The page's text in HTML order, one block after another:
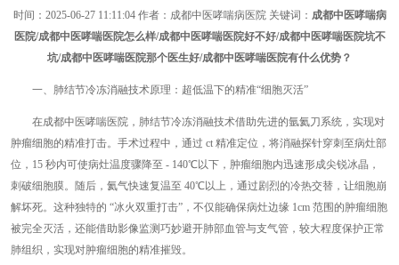
时间： 2025-06-27 11:11:04作者：成都中医哮喘病医院 关键词： 成都中医哮喘病
医院/成都中医哮喘医院怎么样/成都中医哮喘医院好不好/成都中医哮喘医院坑不
坑/成都中医哮喘医院那个医生好/成都中医哮喘医院有什么优势？
一、肺结节冷冻消融技术原理：超低温下的精准“细胞灭活”
在成都中医哮喘医院，肺结节冷冻消融技术借助先进的氩氦刀系统，实现对
肿瘤细胞的精准打击。手术过程中，通过 ct 精准定位，将消融探针穿刺至病灶部
位，15 秒内可使病灶温度骤降至 - 140℃以下，肿瘤细胞内迅速形成尖锐冰晶，
刺破细胞膜。随后，氦气快速复温至 40℃以上，通过剧烈的冷热交替，让细胞崩
解坏死。这种独特的 “冰火双重打击”，不仅能确保病灶边缘 1cm 范围的肿瘤细胞
被完全灭活，还能借助影像监测巧妙避开肺部血管与支气管，较大程度保护正常
肺组织，实现对肿瘤细胞的精准摧毁。